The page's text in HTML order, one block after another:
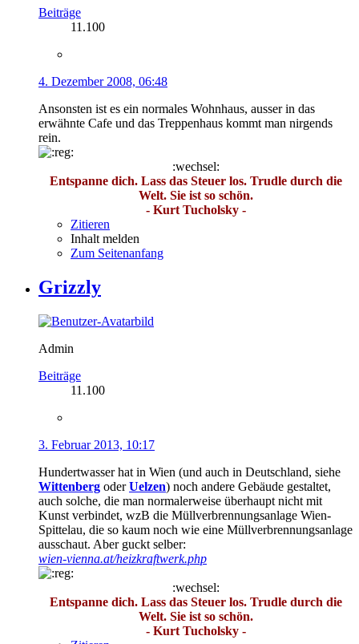
Beiträge
11.100
4. Dezember 2008, 06:48
Ansonsten ist es ein normales Wohnhaus, ausser in das
erwähnte Cafe und das Treppenhaus kommt man nirgends
rein.
:wechsel:
Entspanne dich. Lass das Steuer los. Trudle durch die
Welt. Sie ist so schön.
- Kurt Tucholsky -
Zitieren
Inhalt melden
Zum Seitenanfang
Grizzly
Admin
Beiträge
11.100
3. Februar 2013, 10:17
Hundertwasser hat in Wien (und auch in Deutschland, siehe
Wittenberg oderUelzen) noch andere Gebäude gestaltet,
auch solche, die man normalerweise überhaupt nicht mit
Kunst verbindet, wzB die Müllverbrennungsanlage Wien-
Spittelau, die so kaum noch wie eine Müllverbrennungsanlage
ausschaut. Aber guckt selber:
wien-vienna.at/heizkraftwerk.php
:wechsel:
Entspanne dich. Lass das Steuer los. Trudle durch die
Welt. Sie ist so schön.
- Kurt Tucholsky -